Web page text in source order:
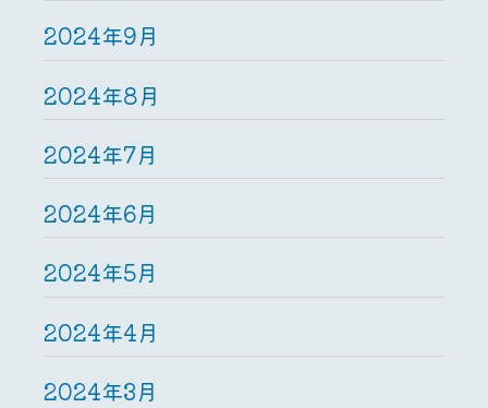
2024年9月
2024年8月
2024年7月
2024年6月
2024年5月
2024年4月
2024年3月